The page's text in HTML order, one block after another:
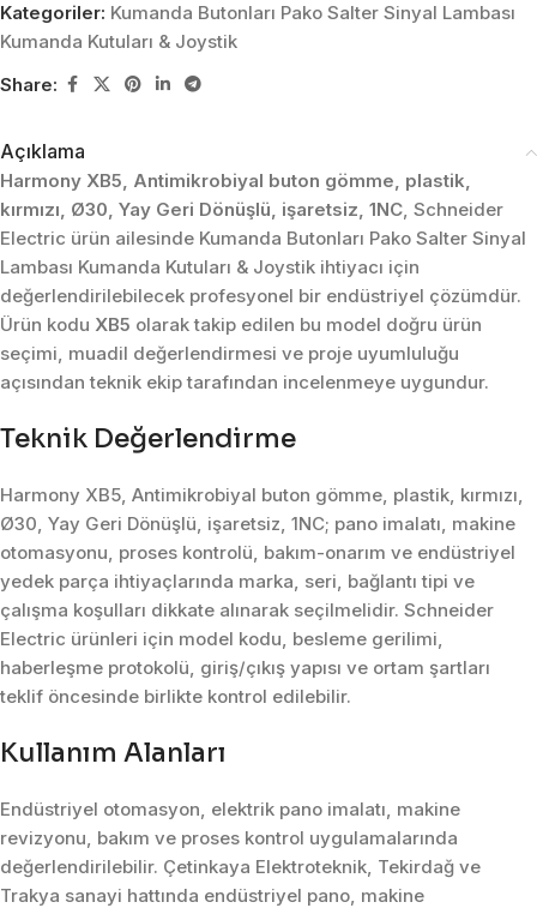
Kategoriler: Kumanda Butonları Pako Salter Sinyal Lambası
Kumanda Kutuları & Joystik
Share:
Açıklama
Harmony XB5, Antimikrobiyal buton gömme, plastik,
kırmızı, Ø30, Yay Geri Dönüşlü, işaretsiz, 1NC, Schneider
Electric ürün ailesinde Kumanda Butonları Pako Salter Sinyal
Lambası Kumanda Kutuları & Joystik ihtiyacı için
değerlendirilebilecek profesyonel bir endüstriyel çözümdür.
Ürün kodu XB5 olarak takip edilen bu model doğru ürün
seçimi, muadil değerlendirmesi ve proje uyumluluğu
açısından teknik ekip tarafından incelenmeye uygundur.
Teknik Değerlendirme
Harmony XB5, Antimikrobiyal buton gömme, plastik, kırmızı,
Ø30, Yay Geri Dönüşlü, işaretsiz, 1NC; pano imalatı, makine
otomasyonu, proses kontrolü, bakım-onarım ve endüstriyel
yedek parça ihtiyaçlarında marka, seri, bağlantı tipi ve
çalışma koşulları dikkate alınarak seçilmelidir. Schneider
Electric ürünleri için model kodu, besleme gerilimi,
haberleşme protokolü, giriş/çıkış yapısı ve ortam şartları
teklif öncesinde birlikte kontrol edilebilir.
Kullanım Alanları
Endüstriyel otomasyon, elektrik pano imalatı, makine
revizyonu, bakım ve proses kontrol uygulamalarında
değerlendirilebilir. Çetinkaya Elektroteknik, Tekirdağ ve
Trakya sanayi hattında endüstriyel pano, makine